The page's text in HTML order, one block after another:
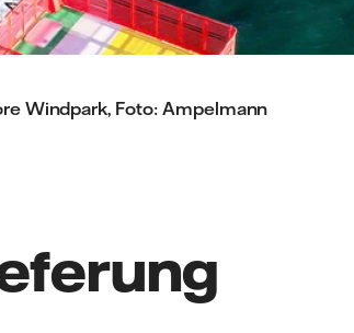
Windpark, Foto: Ampelmann